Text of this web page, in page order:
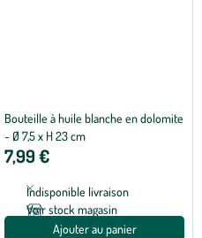
Bouteille à huile blanche en dolomite
- Ø 7,5 x H 23 cm
7,99 €
Indisponible livraison
Voir stock magasin
Ajouter au panier